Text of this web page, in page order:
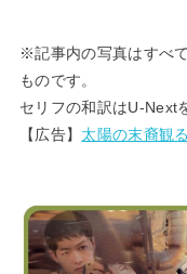
※記事内の写真はすべ
ものです。
セリフの和訳はU-Next
【広告】 太陽の末裔観